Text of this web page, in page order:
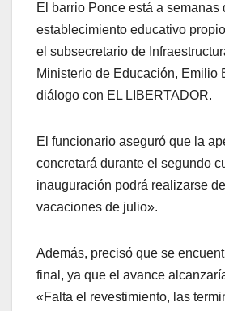
El barrio Ponce está a semanas
establecimiento educativo
el subsecretario de
Ministerio de Educación, Emilio
diálogo con EL LIBERTADOR.
El funcionario aseguró que la
concretará durante el segundo
inauguración podrá realizarse
vacaciones de julio».
Además, precisó que se
final, ya que el avance
«Falta el revestimiento, las